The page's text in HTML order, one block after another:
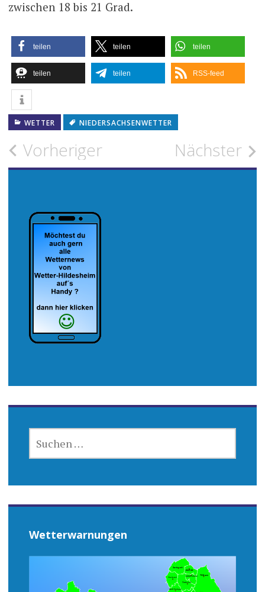
zwischen 18 bis 21 Grad.
teilen teilen teilen
teilen teilen RSS-feed
WETTER NIEDERSACHSENWETTER
Beitragsnavigation
Vorheriger Nächster
NACH:
Wetterwarnungen